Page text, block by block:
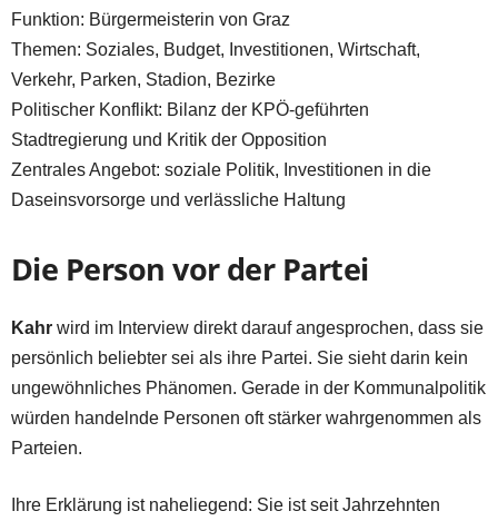
Funktion: Bürgermeisterin von Graz
Themen: Soziales, Budget, Investitionen, Wirtschaft,
Verkehr, Parken, Stadion, Bezirke
Politischer Konflikt: Bilanz der KPÖ-geführten
Stadtregierung und Kritik der Opposition
Zentrales Angebot: soziale Politik, Investitionen in die
Daseinsvorsorge und verlässliche Haltung
Die Person vor der Partei
Kahr wird im Interview direkt darauf angesprochen, dass sie
persönlich beliebter sei als ihre Partei. Sie sieht darin kein
ungewöhnliches Phänomen. Gerade in der Kommunalpolitik
würden handelnde Personen oft stärker wahrgenommen als
Parteien.
Ihre Erklärung ist naheliegend: Sie ist seit Jahrzehnten